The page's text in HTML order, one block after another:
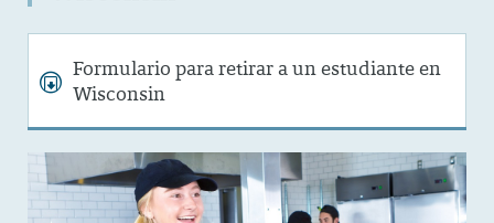
Formulario para retirar a un estudiante en
Wisconsin